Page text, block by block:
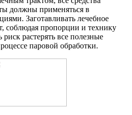
должны применяться в
Заготавливать лечебное
соблюдая пропорции и технику
растерять все полезные
паровой обработки.